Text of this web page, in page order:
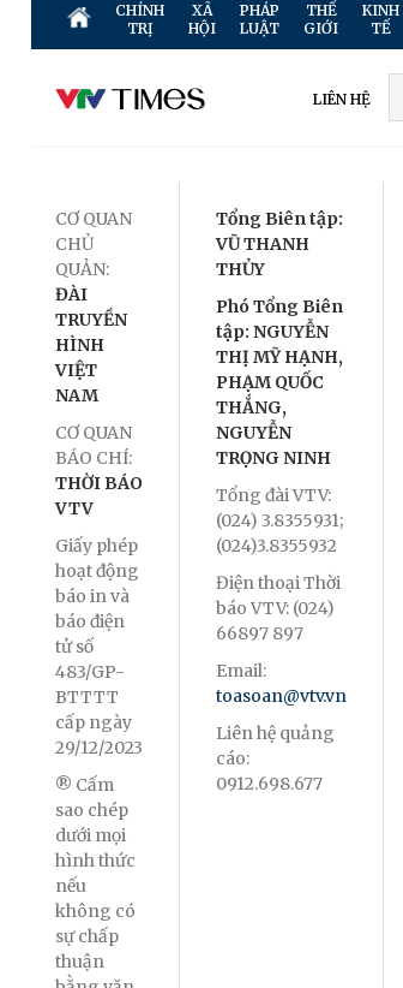
CHÍNH
TRỊ
XÃ
HỘI
PHÁP
LUẬT
THẾ
GIỚI
KINH
TẾ
LIÊN HỆ
CƠ QUAN
CHỦ
QUẢN:
ĐÀI
TRUYỀN
HÌNH
VIỆT
NAM
CƠ QUAN
BÁO CHÍ:
THỜI BÁO
VTV
Giấy phép
hoạt động
báo in và
báo điện
tử số
483/GP-
BTTTT
cấp ngày
29/12/2023
® Cấm
sao chép
dưới mọi
hình thức
nếu
không có
sự chấp
thuận
Tổng Biên tập:
VŨ THANH
THỦY
Phó Tổng Biên
tập: NGUYỄN
THỊ MỸ HẠNH,
PHẠM QUỐC
THẮNG,
NGUYỄN
TRỌNG NINH
Tổng đài VTV:
(024) 3.8355931;
(024)3.8355932
Điện thoại Thời
báo VTV: (024)
66897 897
Email:
toasoan@vtv.vn
Liên hệ quảng
cáo:
0912.698.677